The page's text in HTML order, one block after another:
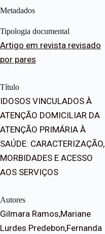
Metadados
Tipologia documental
Artigo em revista revisado
por pares
Título
IDOSOS VINCULADOS À
ATENÇÃO DOMICILIAR DA
ATENÇÃO PRIMÁRIA À
SAÚDE: CARACTERIZAÇÃO,
MORBIDADES E ACESSO
AOS SERVIÇOS
Autores
Gilmara Ramos,Mariane
Lurdes Predebon,Fernanda